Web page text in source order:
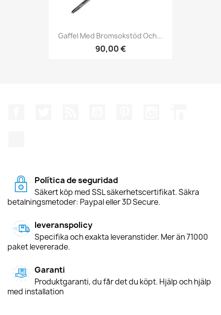
Gaffel Med Bromsokstöd Och...
90,00 €
Política de seguridad
Säkert köp med SSL säkerhetscertifikat. Säkra
betalningsmetoder: Paypal eller 3D Secure.
leveranspolicy
Specifika och exakta leveranstider. Mer än 71000
paket levererade.
Garanti
Produktgaranti, du får det du köpt. Hjälp och hjälp
med installation